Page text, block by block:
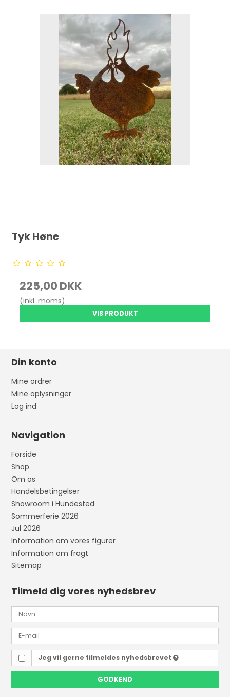
Tyk Høne
225,00 DKK
(inkl. moms)
VIS PRODUKT
Din konto
Mine ordrer
Mine oplysninger
Log ind
Navigation
Forside
Shop
Om os
Handelsbetingelser
Showroom i Hundested
Sommerferie 2026
Jul 2026
Information om vores figurer
Information om fragt
Sitemap
Tilmeld dig vores nyhedsbrev
Jeg vil gerne tilmeldes nyhedsbrevet
GODKEND